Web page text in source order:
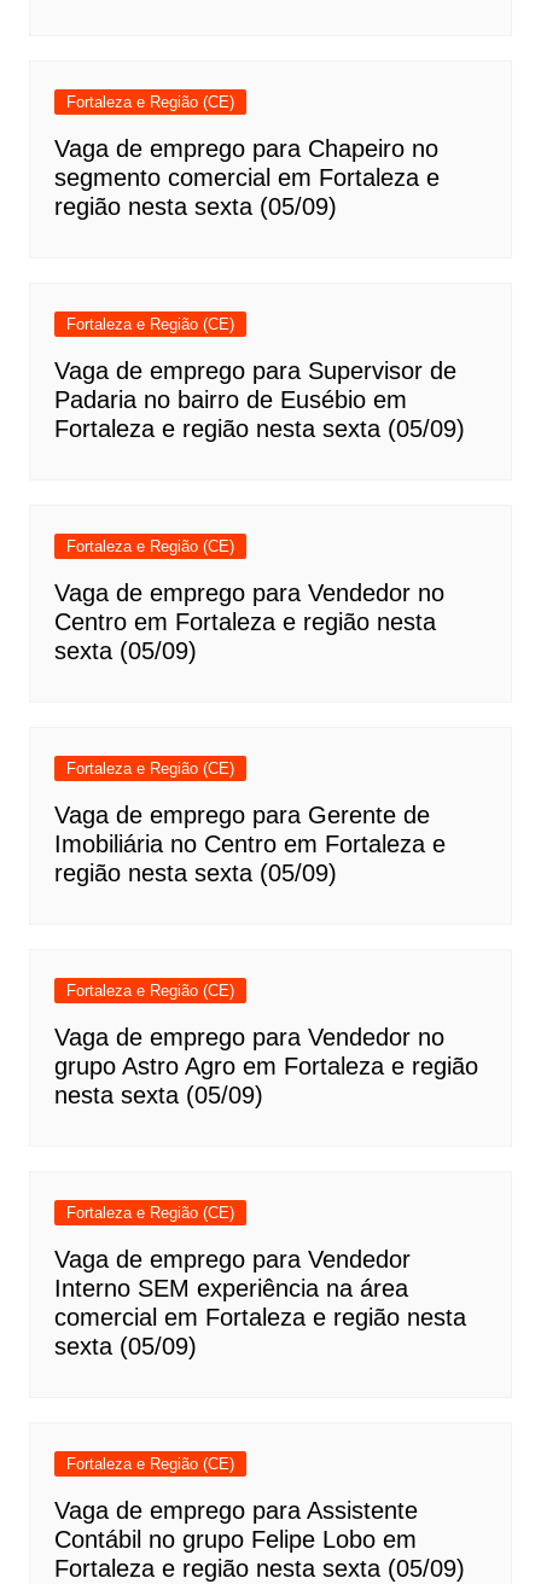
Fortaleza e Região (CE)
Vaga de emprego para Chapeiro no
segmento comercial em Fortaleza e
região nesta sexta (05/09)
Fortaleza e Região (CE)
Vaga de emprego para Supervisor de
Padaria no bairro de Eusébio em
Fortaleza e região nesta sexta (05/09)
Fortaleza e Região (CE)
Vaga de emprego para Vendedor no
Centro em Fortaleza e região nesta
sexta (05/09)
Fortaleza e Região (CE)
Vaga de emprego para Gerente de
Imobiliária no Centro em Fortaleza e
região nesta sexta (05/09)
Fortaleza e Região (CE)
Vaga de emprego para Vendedor no
grupo Astro Agro em Fortaleza e região
nesta sexta (05/09)
Fortaleza e Região (CE)
Vaga de emprego para Vendedor
Interno SEM experiência na área
comercial em Fortaleza e região nesta
sexta (05/09)
Fortaleza e Região (CE)
Vaga de emprego para Assistente
Contábil no grupo Felipe Lobo em
Fortaleza e região nesta sexta (05/09)